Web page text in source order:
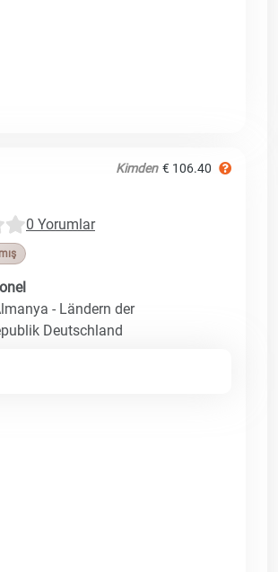
Kimden € 106.40
0 Yorumlar
- Ländern der
Deutschland